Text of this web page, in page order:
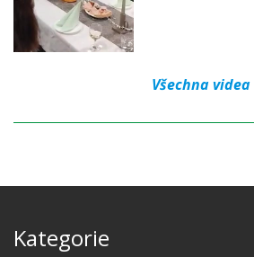
Všechna videa
Kategorie